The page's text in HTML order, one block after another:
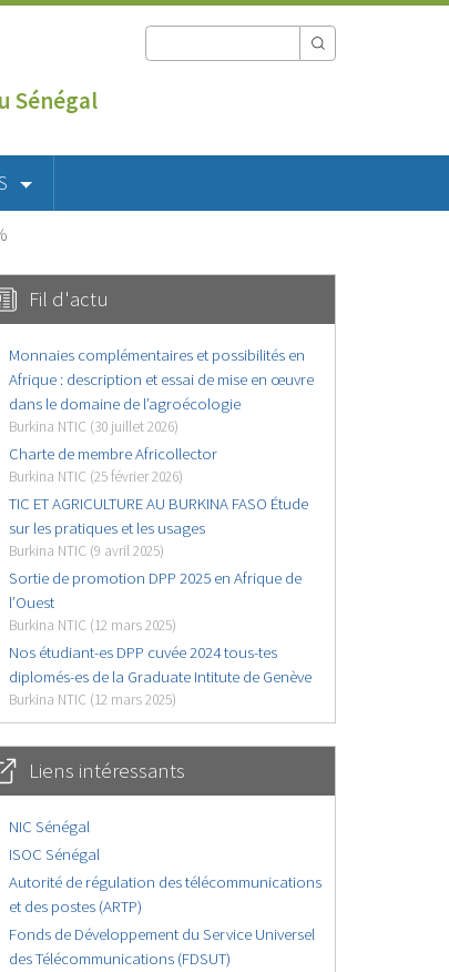
Sénégal
Fil d'actu
Monnaies complémentaires et possibilités en
Afrique : description et essai de mise en œuvre
dans le domaine de l’agroécologie
Burkina NTIC (30 juillet 2026)
Charte de membre Africollector
Burkina NTIC (25 février 2026)
TIC ET AGRICULTURE AU BURKINA FASO Étude
sur les pratiques et les usages
Burkina NTIC (9 avril 2025)
Sortie de promotion DPP 2025 en Afrique de
l’Ouest
Burkina NTIC (12 mars 2025)
Nos étudiant-es DPP cuvée 2024 tous-tes
diplomés-es de la Graduate Intitute de Genève
Burkina NTIC (12 mars 2025)
Liens intéressants
NIC Sénégal
ISOC Sénégal
Autorité de régulation des télécommunications
et des postes (ARTP)
Fonds de Développement du Service Universel
des Télécommunications (FDSUT)